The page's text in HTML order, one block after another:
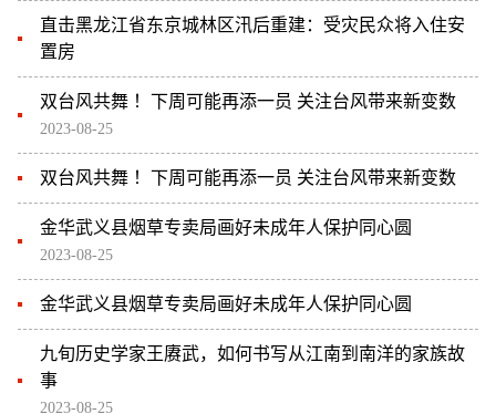
直击黑龙江省东京城林区汛后重建：受灾民众将入住安
置房
双台风共舞 ！下周可能再添一员 关注台风带来新变数
2023-08-25
双台风共舞 ！下周可能再添一员 关注台风带来新变数
金华武义县烟草专卖局画好未成年人保护同心圆
2023-08-25
金华武义县烟草专卖局画好未成年人保护同心圆
九旬历史学家王赓武，如何书写从江南到南洋的家族故
事
2023-08-25